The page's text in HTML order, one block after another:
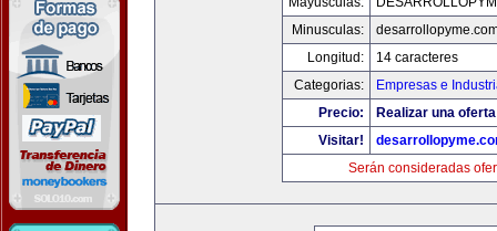
Minusculas:
Longitud:
14 caracteres
Categorias:
Empresas e
Precio:
Realizar una
Visitar!
Serán consideradas